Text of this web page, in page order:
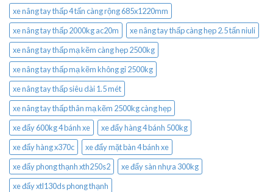
xe nâng tay thấp 4 tấn càng rộng 685x1220mm
xe nâng tay thấp 2000kg ac20m
xe nâng tay thấp càng hẹp 2.5 tấn niuli
xe nâng tay thấp mạ kẽm càng hẹp 2500kg
xe nâng tay thấp mạ kẽm không gỉ 2500kg
xe nâng tay thấp siêu dài 1.5 mét
xe nâng tay thấp thân mạ kẽm 2500kg càng hẹp
xe đẩy 600kg 4 bánh xe
xe đẩy hàng 4 bánh 500kg
xe đẩy hàng x370c
xe đẩy mặt bàn 4 bánh xe
xe đẩy phong thạnh xth250s2
xe đẩy sàn nhựa 300kg
xe đẩy xtl130ds phong thạnh